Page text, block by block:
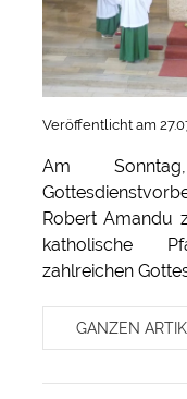
Veröffentlicht am
Am
Robert Amandu
katholische
zahlreichen
GANZEN